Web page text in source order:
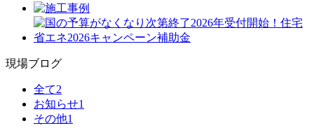
現場ブログ
全て2
お知らせ1
その他1